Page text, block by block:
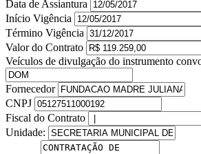
Data de Assiantura
Início Vigência
Término Vigência
Valor do Contrato
Veículos de divulgação do instrumento
Fornecedor
CNPJ
Fiscal do Contrato
Unidade: